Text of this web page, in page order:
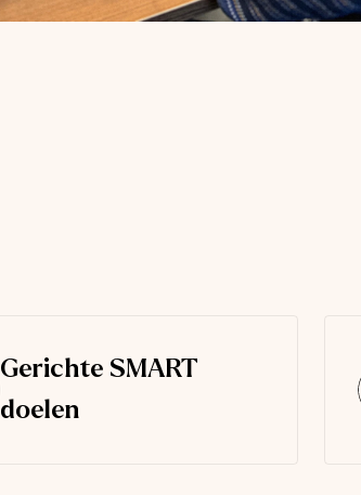
Gerichte SMART
doelen